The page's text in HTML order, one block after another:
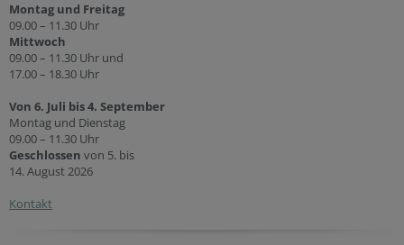
Montag und Freitag
09.00 – 11.30 Uhr
Mittwoch
09.00 – 11.30 Uhr und
17.00 – 18.30 Uhr
Von 6. Juli bis 4. September
Montag und Dienstag
09.00 – 11.30 Uhr
Geschlossen von 5. bis
14. August 2026
Kontakt